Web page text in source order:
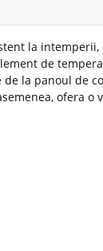
la
de
la panoul de
ofera o